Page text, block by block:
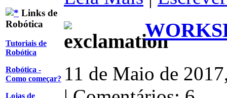
Links de
Robótica
Tutoriais de
Robótica
Robótica -
Como começar?
Lojas de
11 de Maio de